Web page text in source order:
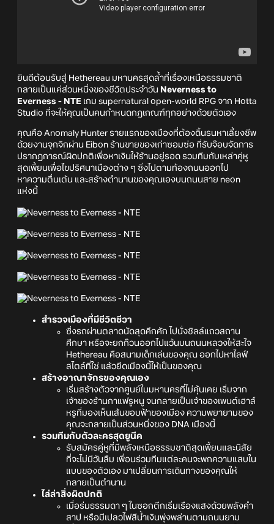
ยินดีต้อนรับสู่ Hethereau มหานครสุดล้ำที่เรื่องเหนือธรรมชาติ
กลายเป็นแค่ส่วนหนึ่งของชีวิตประจำวัน Neverness to
Everness - NTE เกม supernatural open-world RPG จาก Hotta
Studio ที่จะให้คุณเป็นคนกำหนดกฎเกณฑ์ทุกอย่างด้วยตัวเอง
คุณคือ Anomaly Hunter รายแรกของเมืองที่ต้องดิ้นรนหาเลี้ยงชีพ
ด้วยงานจุกจิกผ่าน Eibon ร้านขายของเก่าซอมซ่อ ที่รับจ๊อบจัดการ
ปรากฏการณ์ผิดปกติเพื่อหาเงินให้ร้านอยู่รอด รวมทีมกับเหล่าคู่หู
สุดเพี้ยนเพื่อไขปริศนาเมืองต่าง ๆ ซิ่งไปตามท้องถนนออกไป
หาความตื่นเต้น และสร้างตำนานของคุณเองบนถนนสาย neon
แห่งนี้
สำรวจเมืองที่มีชีวิตชีวา
ซิ่งรถผ่านตลาดนัดสุดคึกคัก ไปนั่งชิลล์แถวสถาน
ศึกษา หรือจะยกก๊วนออกไปแว้นบนถนนหลวงให้สะใจ
Hethereau คือสนามเด็กเล่นของคุณ ออกไปหาไลฟ์
สไตล์ที่ใช่ แล้วยึดเมืองนี้ให้เป็นของคุณ
สร้างอาณาจักรของคุณเอง
เริ่มสร้างตัวจากศูนย์ในมหานครที่ไม่คุ้นเคย เริ่มจาก
เจ้าของร้านกาแฟรูหนู จนกลายเป็นเจ้าของเพนต์เฮาส์
หรูที่มองเห็นเส้นขอบฟ้าของเมือง ความพยายามของ
คุณจะกลายเป็นส่วนหนึ่งของ DNA เมืองนี้
รวมทีมกับตัวละครสุดยูนีค
รับสมัครคู่หูที่มีพลังเหนือธรรมชาติสุดเพี้ยนและนิสัย
ที่จะไม่มีวันลืม เพื่อนร่วมทีมแต่ละคนจะพกความแสบใน
แบบของตัวเอง มาเปลี่ยนการเดินทางของคุณให้
กลายเป็นตำนาน
ไล่ล่าสิ่งผิดปกติ
เมื่อร่มธรรมดา ๆ ในซอกตึกเริ่มเรืองแสงด้วยพลังคำ
สาป หรือมีเปลวไฟสีน้ำเงินพุ่งพล่านตามถนนยาม